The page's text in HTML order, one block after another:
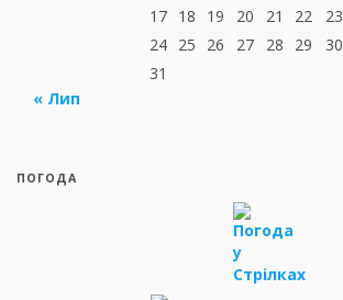
17
18 19 20 21 22
23
24
25 26 27 28 29
30
31
« Лип
ПОГОДА